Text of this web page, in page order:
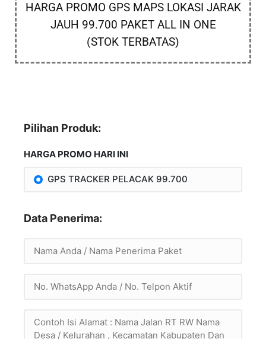
HARGA PROMO GPS MAPS LOKASI JARAK
JAUH 99.700 PAKET ALL IN ONE
(STOK TERBATAS)
Pilihan Produk:
HARGA PROMO HARI INI
GPS TRACKER PELACAK 99.700
Data Penerima: